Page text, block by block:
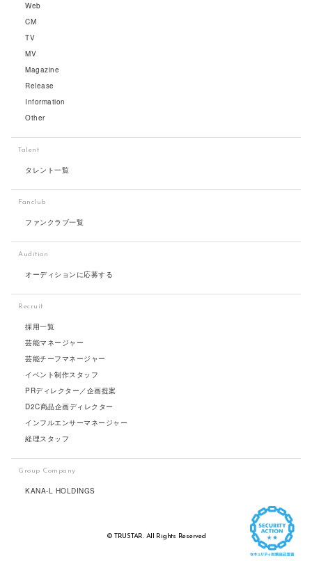
Web
CM
TV
MV
Magazine
Release
Information
Other
Talent
タレント一覧
Fanclub
ファンクラブ一覧
Audition
オーディションに応募する
Recruit
採用一覧
芸能マネージャー
芸能チーフマネージャー
イベント制作スタッフ
PRディレクター／企画提案
D2C商品企画ディレクター
インフルエンサーマネージャー
経理スタッフ
Group Company
KANA-L HOLDINGS
© TRUSTAR. All Rights Reserved